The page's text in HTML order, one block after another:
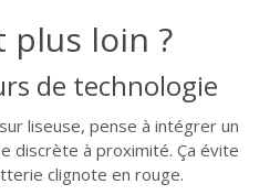
plus loin ?
de technologie
liseuse, pense à intégrer un
discrète à proximité. Ça évite
clignote en rouge.